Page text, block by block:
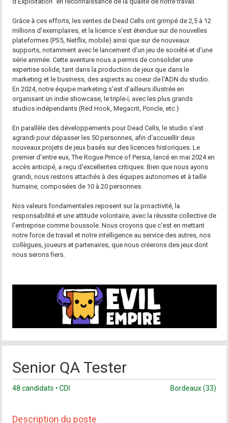
Grâce à ces efforts, les ventes de Dead Cells ont grimpé de 2,5 à 12
millions d'exemplaires, et la licence s'est étendue sur de nouvelles
plateformes (PS5, Netflix, mobile) ainsi que sur de nouveaux
supports, notamment avec le lancement d'un jeu de société et d'une
série animée. Cette aventure nous a permis de consolider une
expertise solide, tant dans la production de jeux que dans le
marketing et le business, des aspects au coeur de l'ADN du studio.
En 2024, notre équipe marketing s'est d'ailleurs illustrée en
organisant un indie showcase, le triple-i, avec les plus grands
studios indépendants (Red Hook, Megacrit, Poncle, etc.)
En parallèle des développements pour Dead Cells, le studio s'est
agrandi pour dépasser les 50 personnes, afin d'accueillir deux
nouveaux projets de jeux basés sur des licences historiques. Le
premier d'entre eux, The Rogue Prince of Persia, lancé en mai 2024 en
accès anticipé, a reçu d'excellentes critiques. Bien que nous ayons
grandi, nous restons attachés à des équipes autonomes et à taille
humaine, composées de 10 à 20 personnes.
Nos valeurs fondamentales reposent sur la proactivité, la
responsabilité et une attitude volontaire, avec la réussite collective de
l'entreprise comme boussole. Nous croyons que c'est en mettant
notre force de travail et notre intelligence au service des autres, nos
collègues, joueurs et partenaires, que nous créerons des jeux dont
nous serons fiers.
Senior QA Tester
48 candidats • CDI Bordeaux (33)
Description du poste